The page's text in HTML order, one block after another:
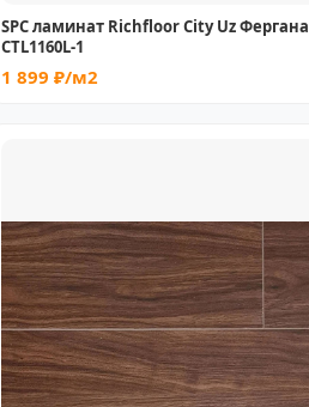
SPC ламинат Richfloor City Uz Фергана
CТL1160L-1
1 899 ₽/м2